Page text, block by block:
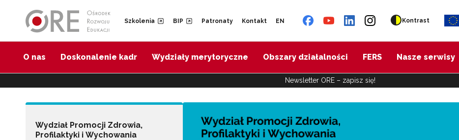
Szkolenia BIP Patronaty Kontakt EN Kontrast
O nas Doskonalenie kadr Wydziały merytoryczne Obszary działalności FERS Nasze serwisy
Newsletter ORE – zapisz się!
Wydział Promocji Zdrowia,
Profilaktyki i Wychowania